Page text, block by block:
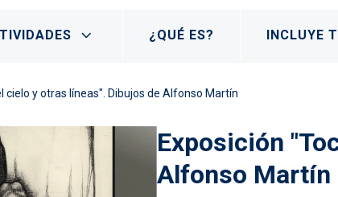
principal ¿QUÉ ES? INCLUYE
cielo y otras líneas". Dibujos de Alfonso Martín
Exposición
Alfonso Martín